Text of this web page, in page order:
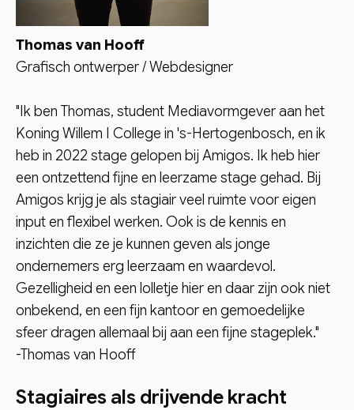
Thomas van Hooff
Grafisch ontwerper / Webdesigner
"Ik ben Thomas, student Mediavormgever aan het
Koning Willem I College in 's-Hertogenbosch, en ik
heb in 2022 stage gelopen bij Amigos. Ik heb hier
een ontzettend fijne en leerzame stage gehad. Bij
Amigos krijg je als stagiair veel ruimte voor eigen
input en flexibel werken. Ook is de kennis en
inzichten die ze je kunnen geven als jonge
ondernemers erg leerzaam en waardevol.
Gezelligheid en een lolletje hier en daar zijn ook niet
onbekend, en een fijn kantoor en gemoedelijke
sfeer dragen allemaal bij aan een fijne stageplek."
-Thomas van Hooff
Stagiaires als drijvende kracht